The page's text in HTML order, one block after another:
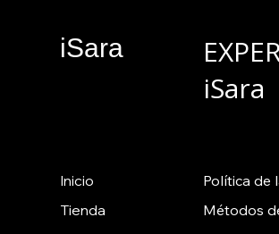
iSara
iSara
Inicio
Tienda
Política de
Métodos